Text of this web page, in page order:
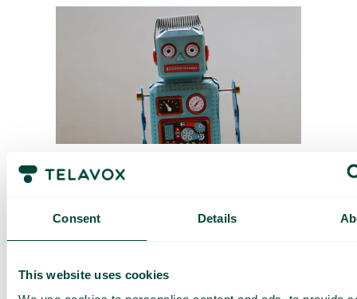
Consent Details
This website uses cookies
Robot-testet är ett enkelt sätt att avgöra om du använder
Om du kan placera orden “av robotar” i slutet av en
mening så är den passiv. Om du inte kan placera “av
Här är ett exempel: